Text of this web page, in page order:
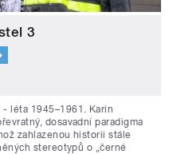
3
- léta 1945–1961. Karin
dosavadní paradigma
zahlazenou historii stále
stereotypů o „černé